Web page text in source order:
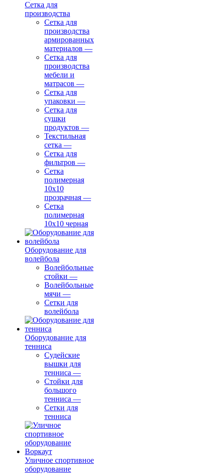
Сетка для
производства
Сетка для
производства
армированных
материалов —
Сетка для
производства
мебели и
матрасов —
Сетка для
упаковки —
Сетка для
сушки
продуктов —
Текстильная
сетка —
Сетка для
фильтров —
Сетка
полимерная
10х10
прозрачная —
Сетка
полимерная
10х10 черная
Оборудование для
волейбола
Волейбольные
стойки —
Волейбольные
мячи —
Сетки для
волейбола
Оборудование для
тенниса
Судейские
вышки для
тенниса —
Стойки для
большого
тенниса —
Сетки для
тенниса
Уличное спортивное
оборудование